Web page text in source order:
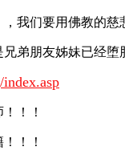
们要用佛教的慈
朋友姊妹已经堕
！！
！！